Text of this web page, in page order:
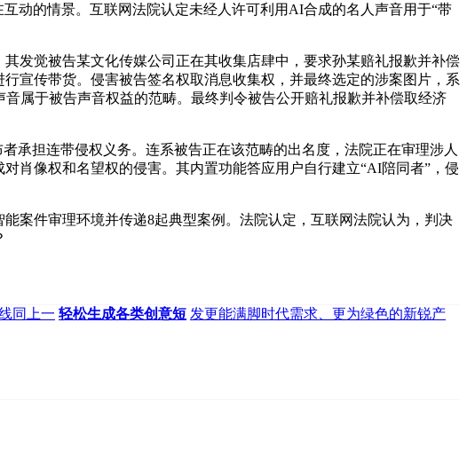
动的情景。互联网法院认定未经人许可利用AI合成的名人声音用于“带
觉被告某文化传媒公司正在其收集店肆中，要求孙某赔礼报歉并补偿
宣传带货。侵害被告签名权取消息收集权，并最终选定的涉案图片，系
属于被告声音权益的范畴。最终判令被告公开赔礼报歉并补偿取经济
担连带侵权义务。连系被告正在该范畴的出名度，法院正在审理涉人
肖像权和名望权的侵害。其内置功能答应用户自行建立“AI陪同者”，侵
件审理环境并传递8起典型案例。法院认定，互联网法院认为，判决
同上一 轻松生成各类创意短 发更能满脚时代需求、更为绿色的新锐产